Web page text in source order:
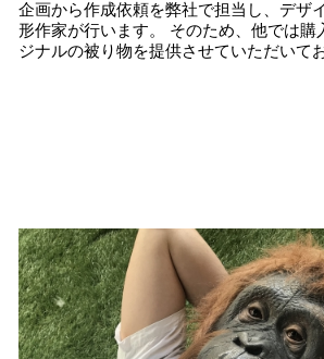
企画から作成依頼を弊社で担当し、デザ
形作家が行います。 そのため、他では購
ジナルの被り物を提供させていただいて